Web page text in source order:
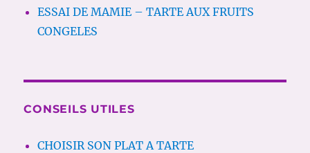
ESSAI DE MAMIE – TARTE AUX FRUITS
CONGELES
CONSEILS UTILES
CHOISIR SON PLAT A TARTE